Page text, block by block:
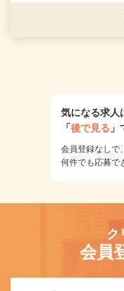
気になる求人
「後で見る 」
会員登録なしで、
何件でも応募で
ク
会員